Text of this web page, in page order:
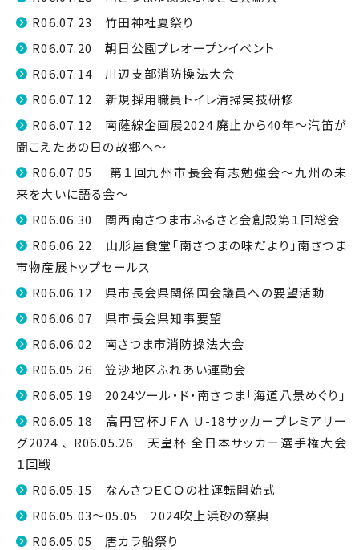
R06.07.23 竹田神社夏祭り
R06.07.20 朝日公園プレオープンイベント
R06.07.14 川辺支部消防操法大会
R06.07.12 新規採用職員トイレ清掃実技研修
R06.07.12 南薩線企画展2024 廃止から40年～汽笛が
聞こえたあの日の故郷へ～
R06.07.05 第１回九州市長会有志勉強会～九州の未
来を大いに語る会～
R06.06.30 関西南さつま市ふるさと会創設第１回総会
R06.06.22 山形屋食堂「南さつまの味だより」南さつま
市物産展トップセールス
R06.06.12 県市長会県関係国会議員への要望活動
R06.06.07 県市長会県知事要望
R06.06.02 南さつま市消防操法大会
R06.05.26 笠沙地区ふれあい運動会
R06.05.19 2024ツール・ド・南さつま「海道八景めぐり」
R06.05.18 高円宮杯ＪＦＡ U-18サッカープレミアリー
グ2024 、 R06.05.26 天皇杯 全日本サッカー選手権大会
１回戦
R06.05.15 なんさつＥＣＯの杜運転開始式
R06.05.03～05.05 2024吹上浜砂の祭典
R06.05.05 唐カラ船祭り